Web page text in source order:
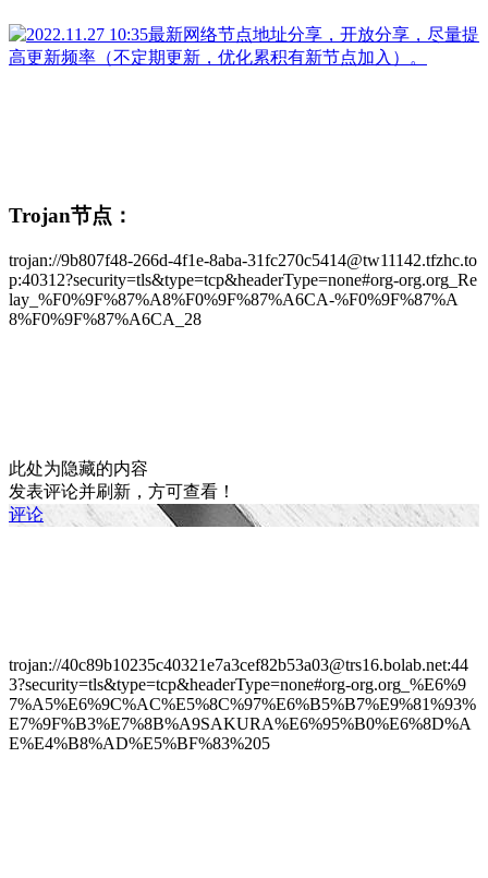
Trojan节点：
trojan://9b807f48-266d-4f1e-8aba-31fc270c5414@tw11142.tfzhc.to
p:40312?security=tls&type=tcp&headerType=none#org-org.org_Re
lay_%F0%9F%87%A8%F0%9F%87%A6CA-%F0%9F%87%A
8%F0%9F%87%A6CA_28
此处为隐藏的内容
发表评论并刷新，方可查看！
评论
trojan://40c89b10235c40321e7a3cef82b53a03@trs16.bolab.net:44
3?security=tls&type=tcp&headerType=none#org-org.org_%E6%9
7%A5%E6%9C%AC%E5%8C%97%E6%B5%B7%E9%81%93%
E7%9F%B3%E7%8B%A9SAKURA%E6%95%B0%E6%8D%A
E%E4%B8%AD%E5%BF%83%205